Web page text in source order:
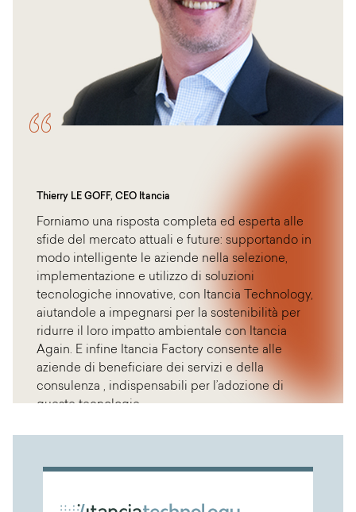
Thierry LE GOFF, CEO Itancia
Forniamo una risposta completa ed esperta alle
sfide del mercato attuali e future: supportando in
modo intelligente le aziende nella selezione,
implementazione e utilizzo di soluzioni
tecnologiche innovative, con Itancia Technology,
aiutandole a impegnarsi per la sostenibilità per
ridurre il loro impatto ambientale con Itancia
Again. E infine Itancia Factory consente alle
aziende di beneficiare dei servizi e della
consulenza , indispensabili per l’adozione di
queste tecnologie.